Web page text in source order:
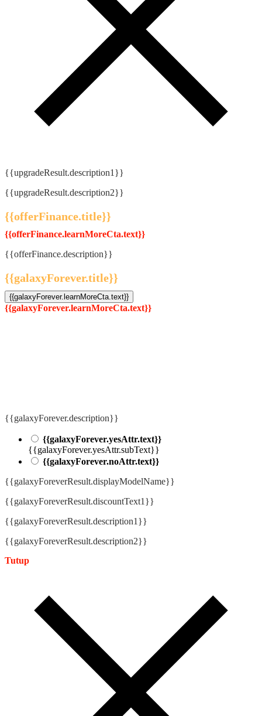
{{upgradeResult.description1}}
{{upgradeResult.description2}}
{{offerFinance.title}}
{{offerFinance.learnMoreCta.text}}
{{offerFinance.description}}
{{galaxyForever.title}}
{{galaxyForever.learnMoreCta.text}}
{{galaxyForever.learnMoreCta.text}}
{{galaxyForever.description}}
{{galaxyForever.yesAttr.text}}
{{galaxyForever.yesAttr.subText}}
{{galaxyForever.noAttr.text}}
{{galaxyForeverResult.displayModelName}}
{{galaxyForeverResult.discountText1}}
{{galaxyForeverResult.description1}}
{{galaxyForeverResult.description2}}
Tutup